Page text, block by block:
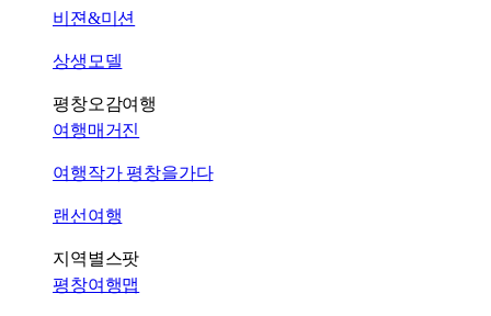
비젼&미션
상생모델
평창오감여행
여행매거진
여행작가 평창을가다
랜선여행
지역별스팟
평창여행맵